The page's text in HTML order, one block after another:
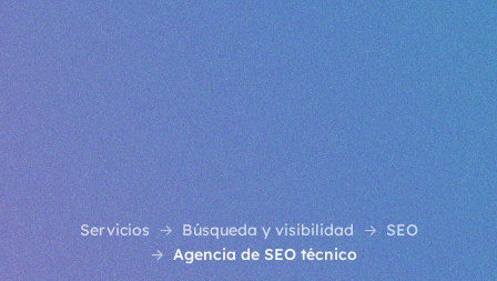
Servicios Búsqueda y visibilidad
SEO
Agencia de SEO técnico